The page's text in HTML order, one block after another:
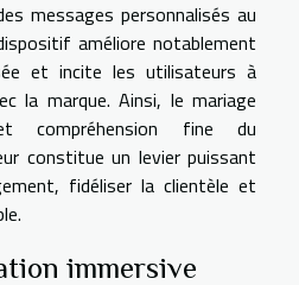
messages personnalisés au
améliore notablement
et incite les utilisateurs à
la marque. Ainsi, le mariage
compréhension fine du
constitue un levier puissant
fidéliser la clientèle et
immersive